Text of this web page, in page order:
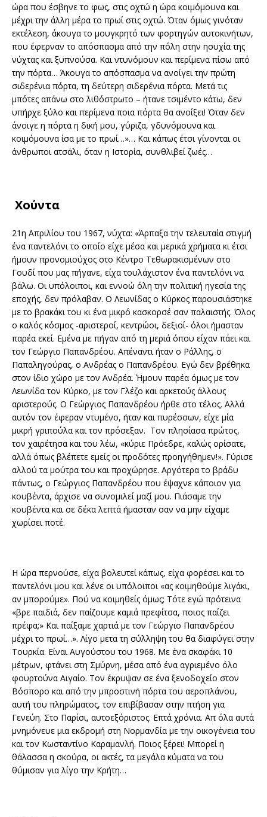
ώρα που έσβηνε το φως, στις οχτώ η ώρα κοιμόμουνα και
μέχρι την άλλη μέρα το πρωί στις οχτώ. Όταν όμως γινόταν
εκτέλεση, άκουγα το μουγκρητό των φορτηγών αυτοκινήτων,
που έφερναν το απόσπασμα από την πόλη στην ησυχία της
νύχτας και ξυπνούσα. Και ντυνόμουν και περίμενα πίσω από
την πόρτα… Άκουγα το απόσπασμα να ανοίγει την πρώτη
σιδερένια πόρτα, τη δεύτερη σιδερένια πόρτα. Μετά τις
μπότες απάνω στο λιθόστρωτο – ήτανε τσιμέντο κάτω, δεν
υπήρχε ξύλο και περίμενα ποια πόρτα θα ανοίξει! Όταν δεν
άνοιγε η πόρτα η δική μου, γύριζα, γδυνόμουνα και
κοιμόμουνα ίσα με το πρωί…»… Και κάπως έτσι γίνονται οι
άνθρωποι ατσάλι, όταν η Ιστορία, συνθλιβεί ζωές…
Χούντα
21η Απριλίου του 1967, νύχτα: «Άρπαξα την τελευταία στιγμή
ένα παντελόνι το οποίο είχε μέσα και μερικά χρήματα κι έτσι
ήμουν προνομιούχος στο Κέντρο Τεθωρακισμένων στο
Γουδί που μας πήγανε, είχα τουλάχιστον ένα παντελόνι να
βάλω. Οι υπόλοιποι, και εννοώ όλη την πολιτική ηγεσία της
εποχής, δεν πρόλαβαν. Ο Λεωνίδας ο Κύρκος παρουσιάστηκε
με το βρακάκι του κι ένα μικρό κασκορσέ σαν παλαιστής. Όλος
ο καλός κόσμος -αριστεροί, κεντρώοι, δεξιοί- όλοι ήμασταν
παρέα εκεί. Εμένα με πήγαν από τη μεριά όπου είχαν πάει και
τον Γεώργιο Παπανδρέου. Απέναντι ήταν ο Ράλλης, ο
Παπαληγούρας, ο Ανδρέας ο Παπανδρέου. Εγώ δεν βρέθηκα
στον ίδιο χώρο με τον Ανδρέα. Ήμουν παρέα όμως με τον
Λεωνίδα τον Κύρκο, με τον Γλέζο και αρκετούς άλλους
αριστερούς. Ο Γεώργιος Παπανδρέου ήρθε στο τέλος. Αλλά
αυτόν τον έφεραν ντυμένο, ήταν και πυρέσσων, είχε μία
μικρή γριπούλα και τον πρόσεξαν. Τον πλησίασα πρώτος,
τον χαιρέτησα και του λέω, «κύριε Πρόεδρε, καλώς ορίσατε,
αλλά όπως βλέπετε εμείς οι προδότες προηγήθημεν!». Γύρισε
αλλού τα μούτρα του και προχώρησε. Αργότερα το βράδυ
πάντως, ο Γεώργιος Παπανδρέου που έψαχνε κάποιον για
κουβέντα, άρχισε να συνομιλεί μαζί μου. Πιάσαμε την
κουβέντα και σε δέκα λεπτά ήμασταν σαν να μην είχαμε
χωρίσει ποτέ.
Η ώρα περνούσε, είχα βολευτεί κάπως, είχα φορέσει και το
παντελόνι μου και λένε οι υπόλοιποι «ας κοιμηθούμε λιγάκι,
αν μπορούμε». Πού να κοιμηθείς όμως; Τότε εγώ πρότεινα
«βρε παιδιά, δεν παίζουμε καμιά πρεφίτσα, ποιος παίζει
πρέφα;» Και παίξαμε χαρτιά με τον Γεώργιο Παπανδρέου
μέχρι το πρωί…». Λίγο μετα τη σύλληψη του θα διαφύγει στην
Τουρκία. Είναι Αυγούστου του 1968. Με ένα σκαφάκι 10
μέτρων, φτάνει στη Σμύρνη, μέσα από ένα αγριεμένο όλο
φουρτούνα Αιγαίο. Τον έκρυψαν σε ένα ξενοδοχείο στον
Βόσπορο και από την μπροστινή πόρτα του αεροπλάνου,
αυτή του πληρώματος, τον επιβίβασαν στην πτήση για
Γενεύη. Στο Παρίσι, αυτοεξόριστος. Επτά χρόνια. Απ όλα αυτά
μνημόνευε μια εκδρομή στη Νορμανδία με την οικογένεια του
και τον Κωσταντίνο Καραμανλή. Ποιος ξέρει! Μπορεί η
θάλασσα η σκούρα, οι ακτές, τα μεγάλα κύματα να του
θύμισαν για λίγο την Κρήτη…